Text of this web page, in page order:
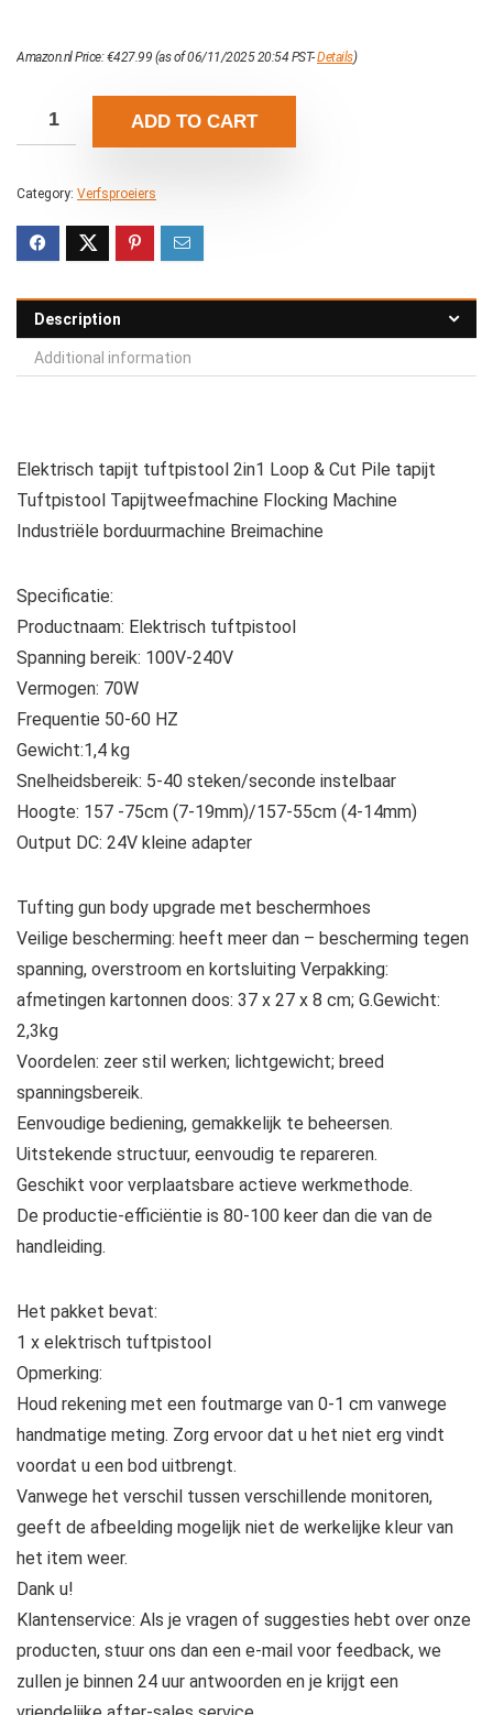
Amazon.nl Price:€427.99 (as of 06/11/2025 20:54 PST-Details)
ADD TO CART
Category: Verfsproeiers
Description
Additional information
Elektrisch tapijt tuftpistool 2in1 Loop & Cut Pile tapijt
Tuftpistool Tapijtweefmachine Flocking Machine
Industriële borduurmachine Breimachine
Specificatie:
Productnaam: Elektrisch tuftpistool
Spanning bereik: 100V-240V
Vermogen: 70W
Frequentie 50-60 HZ
Gewicht:1,4 kg
Snelheidsbereik: 5-40 steken/seconde instelbaar
Hoogte: 157 -75cm (7-19mm)/157-55cm (4-14mm)
Output DC: 24V kleine adapter
Tufting gun body upgrade met beschermhoes
Veilige bescherming: heeft meer dan – bescherming tegen
spanning, overstroom en kortsluiting Verpakking:
afmetingen kartonnen doos: 37 x 27 x 8 cm; G.Gewicht:
2,3kg
Voordelen: zeer stil werken; lichtgewicht; breed
spanningsbereik.
Eenvoudige bediening, gemakkelijk te beheersen.
Uitstekende structuur, eenvoudig te repareren.
Geschikt voor verplaatsbare actieve werkmethode.
De productie-efficiëntie is 80-100 keer dan die van de
handleiding.
Het pakket bevat:
1 x elektrisch tuftpistool
Opmerking:
Houd rekening met een foutmarge van 0-1 cm vanwege
handmatige meting. Zorg ervoor dat u het niet erg vindt
voordat u een bod uitbrengt.
Vanwege het verschil tussen verschillende monitoren,
geeft de afbeelding mogelijk niet de werkelijke kleur van
het item weer.
Dank u!
Klantenservice: Als je vragen of suggesties hebt over onze
producten, stuur ons dan een e-mail voor feedback, we
zullen je binnen 24 uur antwoorden en je krijgt een